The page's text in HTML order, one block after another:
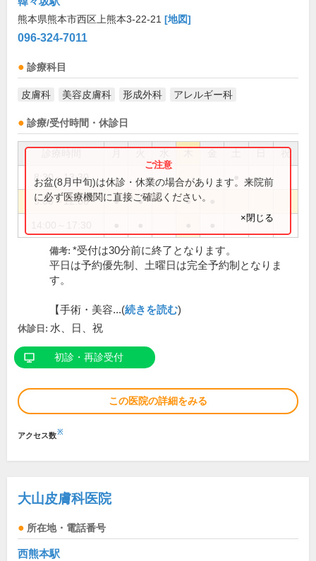
熊本県熊本市西区上熊本3-22-21 [地図]
096-324-7011
診療科目
皮膚科 美容皮膚科 形成外科 アレルギー科
診療/受付時間・休診日
祝
8:30～13:30
9:00～12:00 ● ● ●
お盆(8月中旬)は休診・休業の場合があります。来院前
に必ず医療機関に直接ご確認ください。
×閉じる
備考: *受付は30分前に終了となります。
平日は予約優先制、土曜日は完全予約制となりま
す。
【手術・美容...(続きを読む)
休診日: 水、日、祝
初診・再診受付
この医院の詳細をみる
アクセス数※
大山皮膚科医院
所在地・電話番号
西熊本駅